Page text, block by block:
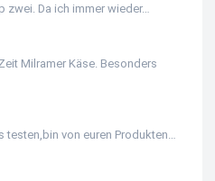
Da ich immer wieder…
Milramer Käse. Besonders
von euren Produkten…